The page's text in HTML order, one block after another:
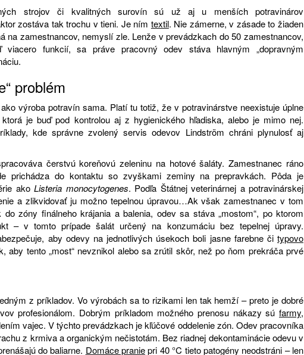
strojov či kvalitných surovín sú už aj u menších potravinárov
zostáva tak trochu v tieni. Je ním textil. Nie zámerne, v zásade to žiaden
na zamestnancov, nemyslí zle. Lenže v prevádzkach do 50 zamestnancov,
funkcií, sa práve pracovný odev stáva hlavným „dopravným
problém
výroba potravín sama. Platí tu totiž, že v potravinárstve neexistuje úplne
je buď pod kontrolou aj z hygienického hľadiska, alebo je mimo nej.
kde správne zvolený servis odevov Lindström chráni plynulosť aj
čerstvú koreňovú zeleninu na hotové šaláty. Zamestnanec ráno
prichádza do kontaktu so zvyškami zeminy na prepravkách. Pôda je
akoListeria monocytogenes. Podľa Štátnej veterinárnej a potravinárskej
a zlikvidovať ju možno tepelnou úpravou…Ak však zamestnanec v tom
zóny finálneho krájania a balenia, odev sa stáva „mostom“, po ktorom
– v tomto prípade šalát určený na konzumáciu bez tepelnej úpravy.
aby odevy na jednotlivých úsekoch boli jasne farebne či typovo
aby tento „most“ nevznikol alebo sa zrútil skôr, než po ňom prekráča prvé
z príkladov. Vo výrobách sa to rizikami len tak hemží – preto je dobré
profesionálom. Dobrým príkladom možného prenosu nákazy sú farmy,
vajec. V týchto prevádzkach je kľúčové oddelenie zón. Odev pracovníka
z krmiva a organickým nečistotám. Bez riadnej dekontaminácie odevu v
do baliarne. Domáce praniepri 40 °C tieto patogény neodstráni – len